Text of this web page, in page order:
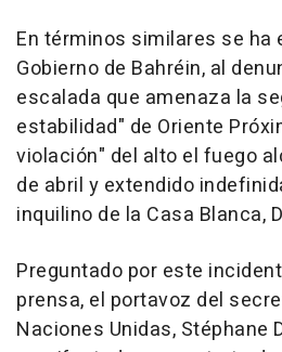
En términos similares se ha
Gobierno de Bahréin, al
escalada que amenaza la
estabilidad" de Oriente
violación" del alto el fuego
de abril y extendido
inquilino de la Casa Blanca,
Preguntado por este
prensa, el portavoz del
Naciones Unidas, Stéphane